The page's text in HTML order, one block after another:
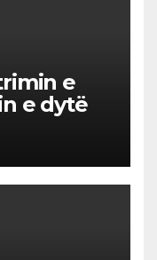
e
e dytë
за
за